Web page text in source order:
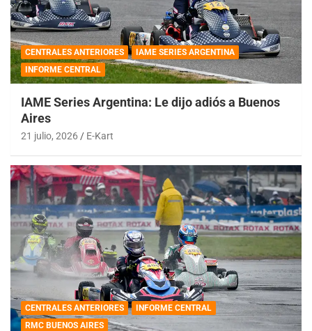
CENTRALES ANTERIORES
IAME SERIES ARGENTINA
INFORME CENTRAL
IAME Series Argentina: Le dijo adiós a Buenos
Aires
21 julio, 2026 E-Kart
CENTRALES ANTERIORES
INFORME CENTRAL
RMC BUENOS AIRES